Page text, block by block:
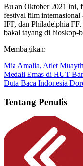
Bulan Oktober 2021 ini,
festival film internasional
IFF, dan Philadelphia
bakal tayang di bioskop-
Membagikan:
Mia Amalia, Atlet
Medali Emas di HUT
Duta Baca Indonesia
Tentang Penulis